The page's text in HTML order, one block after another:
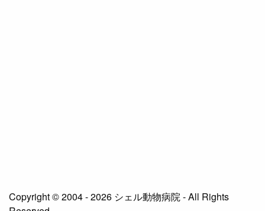
Copyright © 2004 - 2026 シェル動物病院 - All Rights